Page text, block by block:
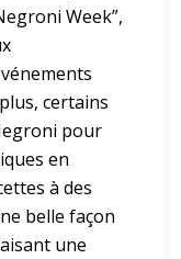
Week”,
certains
pour
en
à des
belle façon
une